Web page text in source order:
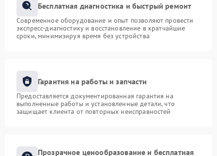
Бесплатная диагностика и быстрый ремонт
Современное оборудование и опыт позволяют провести
экспресс-диагностику и восстановление в кратчайшие
сроки, минимизируя время без устройства
Гарантия на работы и запчасти
Предоставляется документированная гарантия на
выполненные работы и установленные детали, что
защищает клиента от повторных неисправностей
Прозрачное ценообразование и бесплатная